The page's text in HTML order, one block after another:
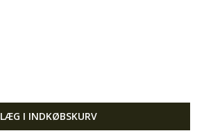
LÆG I INDKØBSKURV